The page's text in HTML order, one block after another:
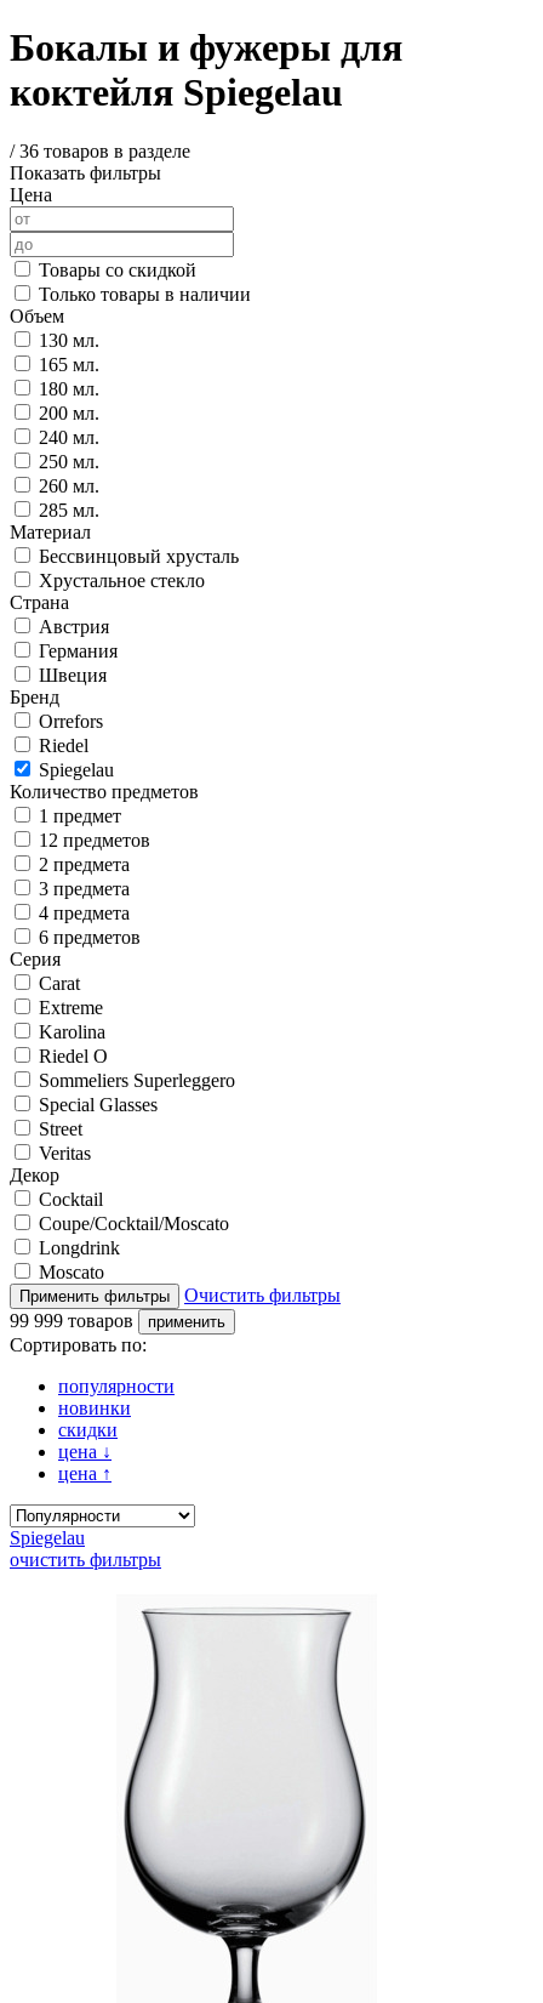
Бокалы и фужеры для
коктейля Spiegelau
/36 товаров в разделе
Показать фильтры
Цена
Товары со скидкой
Только товары в наличии
Объем
130 мл.
165 мл.
180 мл.
200 мл.
240 мл.
250 мл.
260 мл.
285 мл.
Материал
Бессвинцовый хрусталь
Хрустальное стекло
Страна
Австрия
Германия
Швеция
Бренд
Orrefors
Riedel
Spiegelau
Количество предметов
1 предмет
12 предметов
2 предмета
3 предмета
4 предмета
6 предметов
Серия
Carat
Extreme
Karolina
Riedel O
Sommeliers Superleggero
Special Glasses
Street
Veritas
Декор
Cocktail
Coupe/Cocktail/Moscato
Longdrink
Moscato
Очистить фильтры
99 999 товаров
Сортировать по:
популярности
новинки
скидки
цена ↓
цена ↑
Spiegelau
очистить фильтры